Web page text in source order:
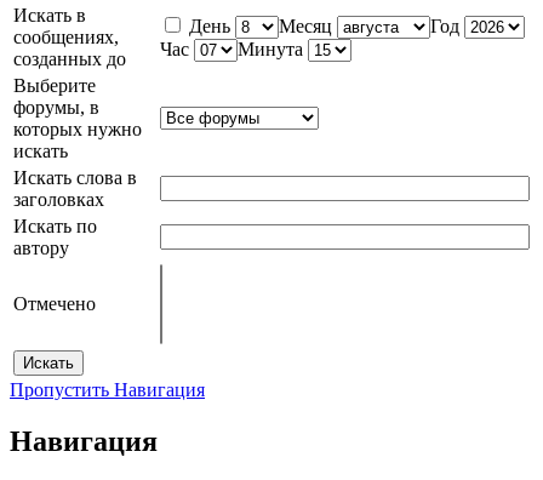
Искать в
сообщениях,
созданных до
День Месяц
Год
Час
Минута
Выберите
форумы, в
которых нужно
искать
Искать слова в
заголовках
Искать по
автору
Отмечено
Пропустить Навигация
Навигация